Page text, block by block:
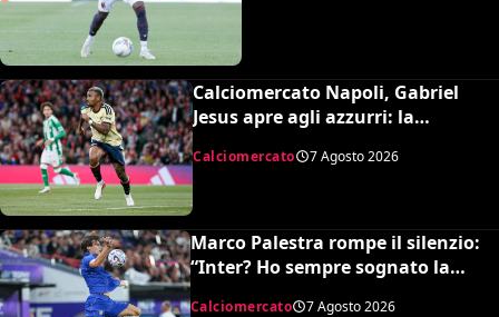
Calciomercato Napoli, Gabriel
Jesus apre agli azzurri: la
Calciomercato 7 Agosto 2026
Marco Palestra rompe il silenzio:
“Inter? Ho sempre sognato la
Premier League e il Chelsea”
Calciomercato 7 Agosto 2026